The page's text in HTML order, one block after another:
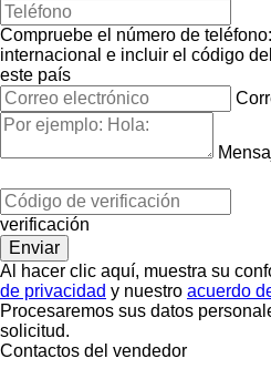
Compruebe el número de
internacional e incluir el código
este país
verificación
Al hacer clic aquí, muestra su
de privacidad y nuestro acuerdo
Procesaremos sus datos
solicitud.
Contactos del vendedor